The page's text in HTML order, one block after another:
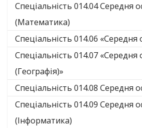
Спеціальність 014.04 Середня
(Математика)
Спеціальність 014.06 «Середня
Спеціальність 014.07 «Середня
(Географія)»
Спеціальність 014.08 Середня
Спеціальність 014.09 Середня
(Інформатика)